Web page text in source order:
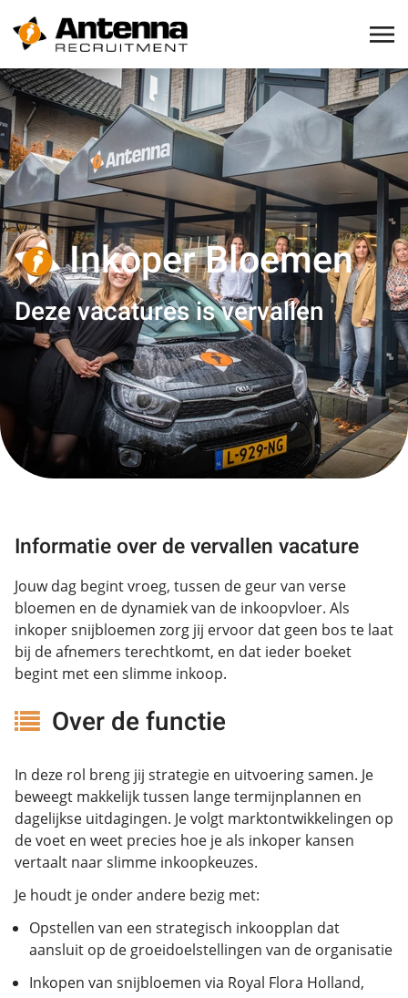
Inkoper Bloemen
Deze vacatures is vervallen
Informatie over de vervallen vacature
Jouw dag begint vroeg, tussen de geur van verse
bloemen en de dynamiek van de inkoopvloer. Als
inkoper snijbloemen zorg jij ervoor dat geen bos te laat
bij de afnemers terechtkomt, en dat ieder boeket
begint met een slimme inkoop.
Over de functie
In deze rol breng jij strategie en uitvoering samen. Je
beweegt makkelijk tussen lange termijnplannen en
dagelijkse uitdagingen. Je volgt marktontwikkelingen op
de voet en weet precies hoe je als inkoper kansen
vertaalt naar slimme inkoopkeuzes.
Je houdt je onder andere bezig met:
Opstellen van een strategisch inkoopplan dat
aansluit op de groeidoelstellingen van de organisatie
Inkopen van snijbloemen via Royal Flora Holland,